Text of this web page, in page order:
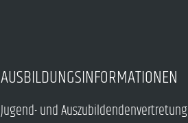
AUSBILDUNGSINFORMATIONEN
Jugend- und Auszubildendenvertretung